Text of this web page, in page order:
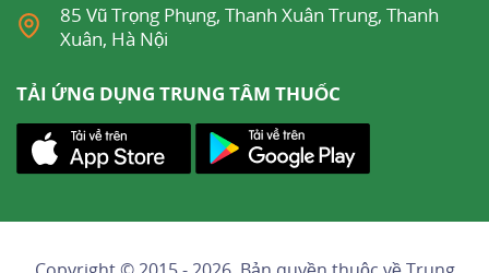
85 Vũ Trọng Phụng, Thanh Xuân Trung, Thanh
Xuân, Hà Nội
TẢI ỨNG DỤNG TRUNG TÂM THUỐC